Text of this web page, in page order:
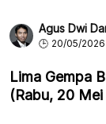
Agus Dwi
20/05/2026
Lima Gempa
(Rabu, 20